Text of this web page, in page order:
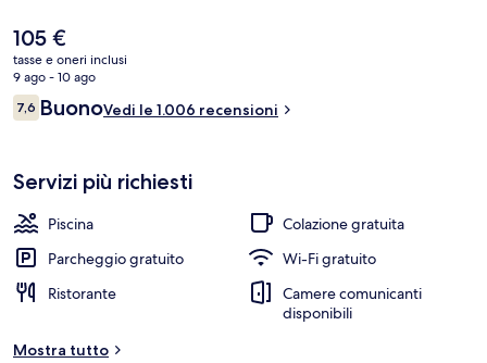
Il
prezzo
attuale
è
105 €
105 €
tasse e oneri inclusi
9 ago - 10 ago
Recensioni
7,67,6 su 10
BuonoVedi le 1.006 recensioni
Servizi più richiesti
Piscina
Colazione gratuita
Parcheggio gratuito
Wi-Fi gratuito
Ristorante
Camere comunicanti
disponibili
Mostra tutto